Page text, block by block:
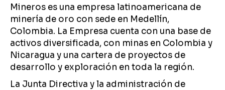
Mineros es una empresa latinoamericana de
minería de oro con sede en Medellín,
Colombia. La Empresa cuenta con una base de
activos diversificada, con minas en Colombia y
Nicaragua y una cartera de proyectos de
desarrollo y exploración en toda la región.
La Junta Directiva y la administración de